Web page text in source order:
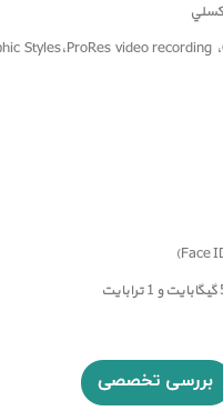
Styles،ProRes video recording ،